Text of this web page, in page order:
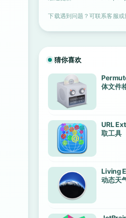
下载遇到问题？可联系客服或
猜你喜欢
体文件
URL
取工具
Living
动态天